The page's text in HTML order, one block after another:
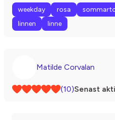
weekday rosa
linnen
linne
Matilde Corvalan
(10)Senast